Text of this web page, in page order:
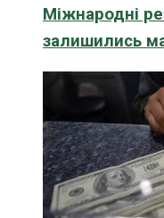
Міжнародні
залишились